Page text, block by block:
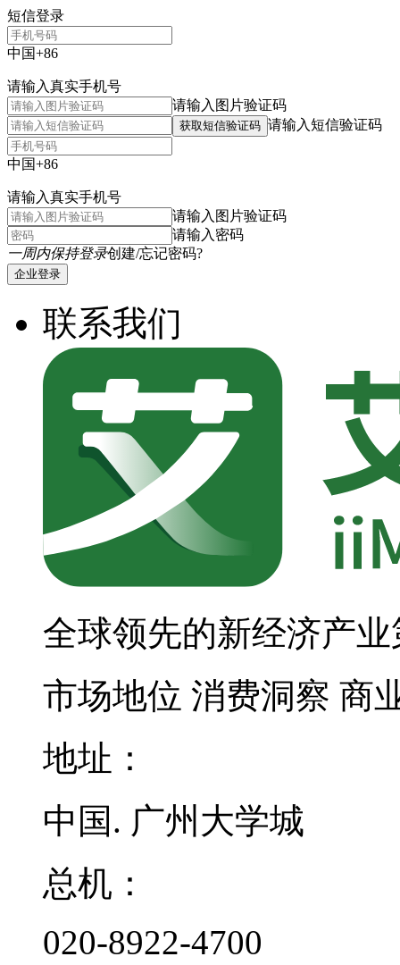
短信登录
中国+86
请输入真实手机号
请输入图片验证码
获取短信验证码 请输入短信验证码
中国+86
请输入真实手机号
请输入图片验证码
请输入密码
一周内保持登录创建/忘记密码?
企业登录
联系我们
全球领先的新经济产
市场地位 消费洞察 商
地址：
中国. 广州大学城
总机：
020-8922-4700